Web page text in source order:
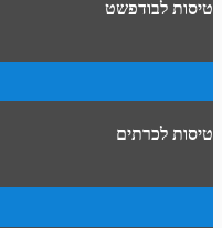
טיסות לבודפשט
טיסות לכרתים